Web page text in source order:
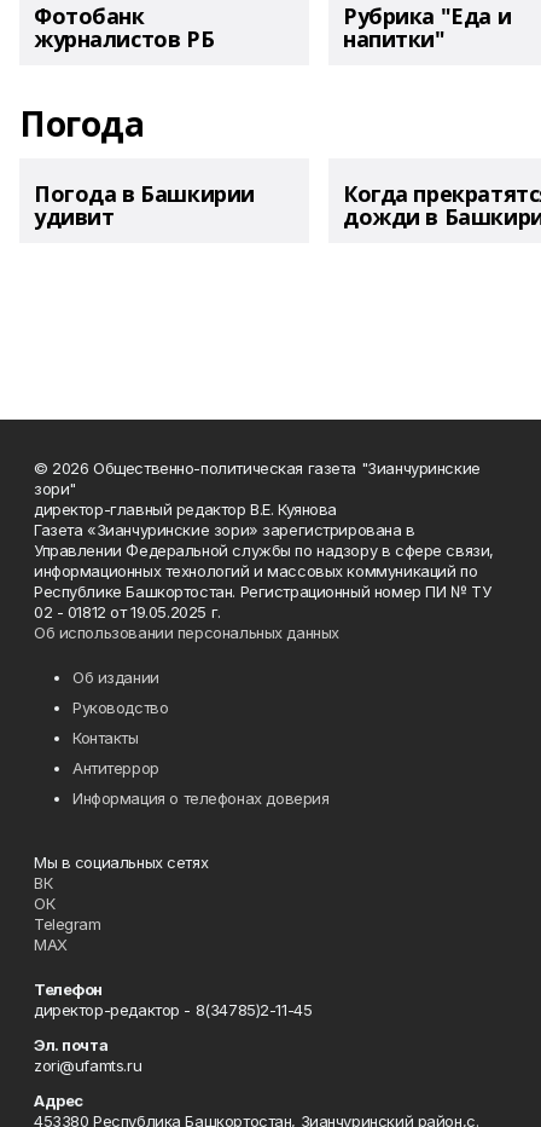
Фотобанк
журналистов РБ
Рубрика "Еда и
напитки"
Погода
Погода в Башкирии
удивит
Когда
дожди в
© 2026 Общественно-политическая газета "Зианчуринские
зори"
директор-главный редактор В.Е. Куянова
Газета «Зианчуринские зори» зарегистрирована в
Управлении Федеральной службы по надзору в сфере связи,
информационных технологий и массовых коммуникаций по
Республике Башкортостан. Регистрационный номер ПИ № ТУ
02 - 01812 от 19.05.2025 г.
Об использовании персональных данных
Об издании
Руководство
Контакты
Антитеррор
Информация о телефонах доверия
Мы в социальных сетях
ВК
ОК
Telegram
MAX
Телефон
директор-редактор - 8(34785)2-11-45
Эл. почта
zori@ufamts.ru
Адрес
453380 Республика Башкортостан, Зианчуринский район,с.